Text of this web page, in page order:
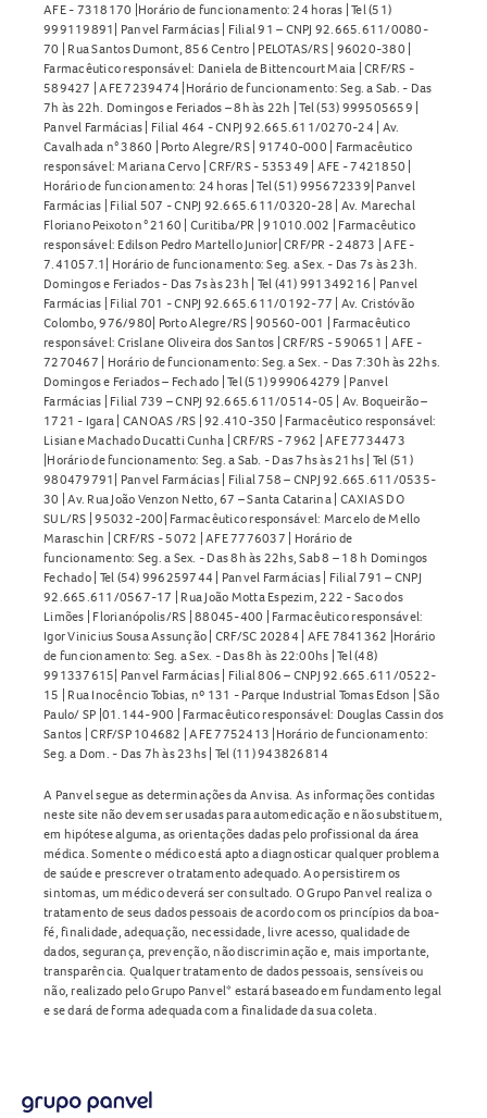
AFE - 7318170 |Horário de funcionamento: 24 horas | Tel (51)
999119891| Panvel Farmácias | Filial 91 – CNPJ 92.665.611/0080-
70 | Rua Santos Dumont, 856 Centro | PELOTAS/RS | 96020-380 |
Farmacêutico responsável: Daniela de Bittencourt Maia | CRF/RS -
589427 | AFE 7239474 |Horário de funcionamento: Seg. a Sab. - Das
7h às 22h. Domingos e Feriados – 8h às 22h | Tel (53) 999505659 |
Panvel Farmácias | Filial 464 - CNPJ 92.665.611/0270-24 | Av.
Cavalhada n° 3860 | Porto Alegre/RS | 91740-000 | Farmacêutico
responsável: Mariana Cervo | CRF/RS - 535349 | AFE - 7421850 |
Horário de funcionamento: 24 horas | Tel (51) 995672339| Panvel
Farmácias | Filial 507 - CNPJ 92.665.611/0320-28 | Av. Marechal
Floriano Peixoto n° 2160 | Curitiba/PR | 91010.002 | Farmacêutico
responsável: Edilson Pedro Martello Junior| CRF/PR - 24873 | AFE -
7.41057.1| Horário de funcionamento: Seg. a Sex. - Das 7s às 23h.
Domingos e Feriados - Das 7s às 23h | Tel (41) 991349216 | Panvel
Farmácias | Filial 701 - CNPJ 92.665.611/0192-77 | Av. Cristóvão
Colombo, 976/980| Porto Alegre/RS | 90560-001 | Farmacêutico
responsável: Crislane Oliveira dos Santos | CRF/RS - 590651 | AFE -
7270467 | Horário de funcionamento: Seg. a Sex. - Das 7:30h às 22hs.
Domingos e Feriados – Fechado | Tel (51) 999064279 | Panvel
Farmácias | Filial 739 – CNPJ 92.665.611/0514-05 | Av. Boqueirão –
1721 - Igara | CANOAS /RS | 92.410-350 | Farmacêutico responsável:
Lisiane Machado Ducatti Cunha | CRF/RS - 7962 | AFE 7734473
|Horário de funcionamento: Seg. a Sab. - Das 7hs às 21hs | Tel (51)
980479791| Panvel Farmácias | Filial 758 – CNPJ 92.665.611/0535-
30 | Av. Rua João Venzon Netto, 67 – Santa Catarina | CAXIAS DO
SUL/RS | 95032-200| Farmacêutico responsável: Marcelo de Mello
Maraschin | CRF/RS - 5072 | AFE 7776037 | Horário de
funcionamento: Seg. a Sex. - Das 8h às 22hs, Sab 8 – 18 h Domingos
Fechado | Tel (54) 996259744 | Panvel Farmácias | Filial 791 – CNPJ
92.665.611/0567-17 | Rua João Motta Espezim, 222 - Saco dos
Limões | Florianópolis/RS | 88045-400 | Farmacêutico responsável:
Igor Vinicius Sousa Assunção | CRF/SC 20284 | AFE 7841362 |Horário
de funcionamento: Seg. a Sex. - Das 8h às 22:00hs | Tel (48)
991337615| Panvel Farmácias | Filial 806 – CNPJ 92.665.611/0522-
15 | Rua Inocêncio Tobias, nº 131 - Parque Industrial Tomas Edson | São
Paulo/ SP |01.144-900 | Farmacêutico responsável: Douglas Cassin dos
Santos | CRF/SP 104682 | AFE 7752413 |Horário de funcionamento:
Seg. a Dom. - Das 7h às 23hs | Tel (11) 943826814
A Panvel segue as determinações da Anvisa. As informações contidas
neste site não devem ser usadas para automedicação e não substituem,
em hipótese alguma, as orientações dadas pelo profissional da área
médica. Somente o médico está apto a diagnosticar qualquer problema
de saúde e prescrever o tratamento adequado. Ao persistirem os
sintomas, um médico deverá ser consultado. O Grupo Panvel realiza o
tratamento de seus dados pessoais de acordo com os princípios da boa-
fé, finalidade, adequação, necessidade, livre acesso, qualidade de
dados, segurança, prevenção, não discriminação e, mais importante,
transparência. Qualquer tratamento de dados pessoais, sensíveis ou
não, realizado pelo Grupo Panvel* estará baseado em fundamento legal
e se dará de forma adequada com a finalidade da sua coleta.